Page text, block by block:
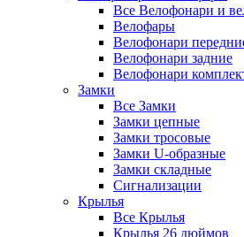
Все Велофонари и
Велофары
Велофонари
Велофонари задние
Велофонари
Замки
Все Замки
Замки цепные
Замки тросовые
Замки U-образные
Замки складные
Сигнализации
Крылья
Все Крылья
Крылья 26 дюймов